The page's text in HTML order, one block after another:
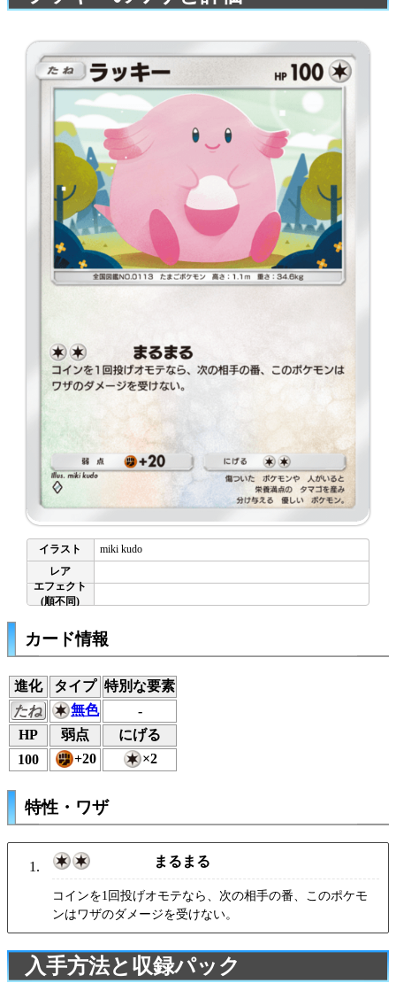
miki kudo
カード情報
進化 タイプ 特別な要素
たね
無色
-
HP
弱点
にげる
100
+20 ×2
特性・ワザ
まるまる
コインを1回投げオモテなら、次の相手の番、このポケモ
ンはワザのダメージを受けない。
入手方法と収録パック